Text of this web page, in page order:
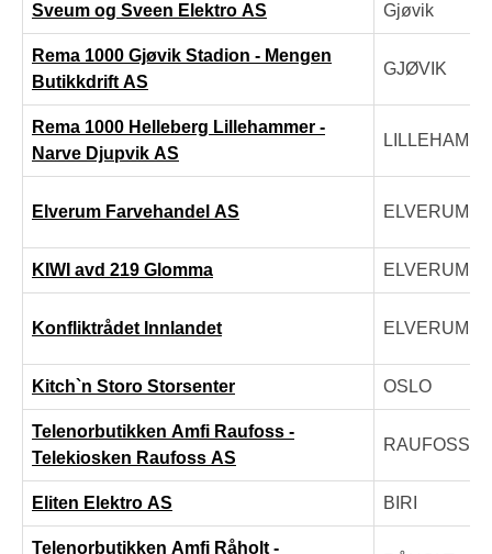
Sveum og Sveen Elektro AS Gjøvik
Rema 1000 Gjøvik Stadion - Mengen
Butikkdrift AS
GJØVIK
Rema 1000 Helleberg Lillehammer -
Narve Djupvik AS
Elverum Farvehandel AS ELVERUM
KIWI avd 219 Glomma ELVERUM
Konfliktrådet Innlandet ELVERUM
Kitch`n Storo Storsenter OSLO
Telenorbutikken Amfi Raufoss -
Telekiosken Raufoss AS
RAUFOSS
Eliten Elektro AS BIRI
Telenorbutikken Amfi Råholt -